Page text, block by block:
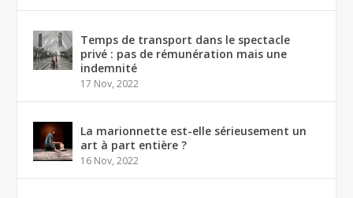
Temps de transport dans le spectacle
privé : pas de rémunération mais une
indemnité
17 Nov, 2022
La marionnette est-elle sérieusement un
art à part entière ?
16 Nov, 2022